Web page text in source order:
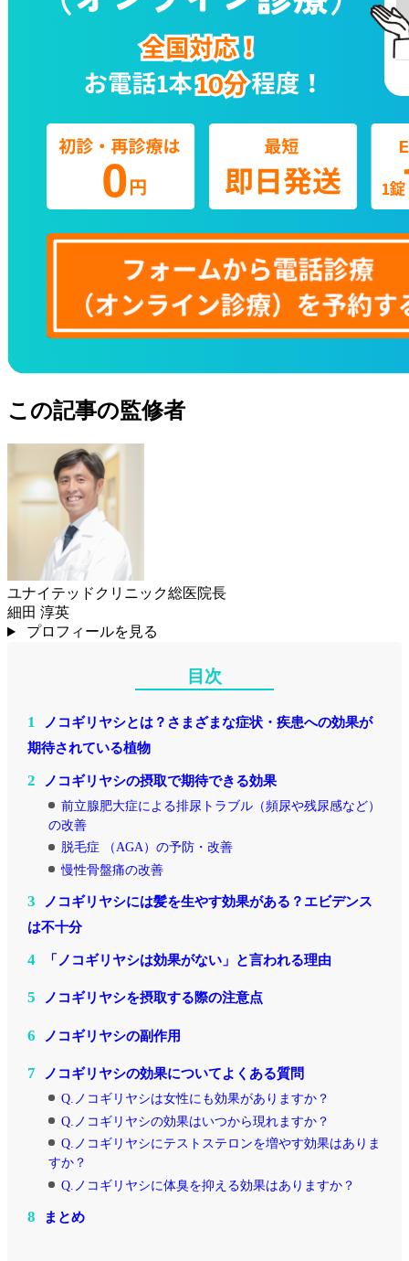
この記事の監修者
ユナイテッドクリニック総医院長
細田 淳英
プロフィールを見る
目次
1
ノコギリヤシとは？さまざまな症状・疾患への効果が
期待されている植物
2 ノコギリヤシの摂取で期待できる効果
前立腺肥大症による排尿トラブル（頻尿や残尿感など）
の改善
脱毛症 （AGA）の予防・改善
慢性骨盤痛の改善
3
ノコギリヤシには髪を生やす効果がある？エビデンス
は不十分
4 「ノコギリヤシは効果がない」と言われる理由
5 ノコギリヤシを摂取する際の注意点
6 ノコギリヤシの副作用
7 ノコギリヤシの効果についてよくある質問
Q.ノコギリヤシは女性にも効果がありますか？
Q.ノコギリヤシの効果はいつから現れますか？
Q.ノコギリヤシにテストステロンを増やす効果はありま
すか？
Q.ノコギリヤシに体臭を抑える効果はありますか？
8 まとめ